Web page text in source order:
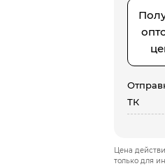
ТК
Цена
только для